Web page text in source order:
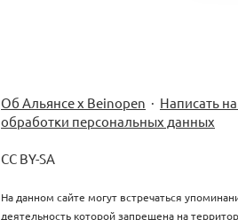
Об Альянсе х Beinopen · Написать
обработки персональных данных
CC BY-SA
На данном сайте могут встречаться
деятельность которой запрещена на